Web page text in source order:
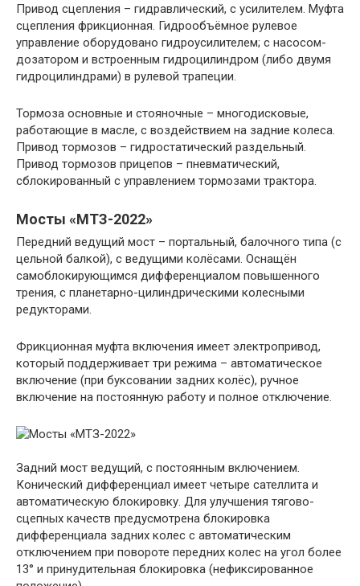
Привод сцепления – гидравлический, с усилителем. Муфта
сцепления фрикционная. Гидрообъёмное рулевое
управление оборудовано гидроусилителем; с насосом-
дозатором и встроенным гидроцилиндром (либо двумя
гидроцилиндрами) в рулевой трапеции.
Тормоза основные и стояночные – многодисковые,
работающие в масле, с воздействием на задние колеса.
Привод тормозов – гидростатический раздельный.
Привод тормозов прицепов – пневматический,
сблокированный с управлением тормозами трактора.
Мосты «МТЗ-2022»
Передний ведущий мост – портальный, балочного типа (с
цельной балкой), с ведущими колёсами. Оснащён
самоблокирующимся дифференциалом повышенного
трения, с планетарно-цилиндрическими колесными
редукторами.
Фрикционная муфта включения имеет электропривод,
который поддерживает три режима – автоматическое
включение (при буксовании задних колёс), ручное
включение на постоянную работу и полное отключение.
Задний мост ведущий, с постоянным включением.
Конический дифференциал имеет четыре сателлита и
автоматическую блокировку. Для улучшения тягово-
сцепных качеств предусмотрена блокировка
дифференциала задних колес с автоматическим
отключением при повороте передних колес на угол более
13° и принудительная блокировка (нефиксированное